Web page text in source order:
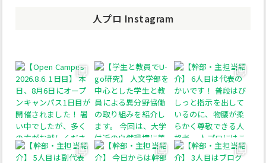
人プロ Instagram